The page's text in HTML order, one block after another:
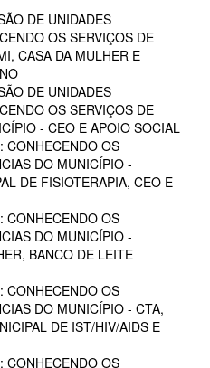
DE UNIDADES
OS SERVIÇOS DE
CASA DA MULHER E
DE UNIDADES
OS SERVIÇOS DE
- CEO E APOIO SOCIAL
CONHECENDO OS
DO MUNICÍPIO -
DE FISIOTERAPIA, CEO E
CONHECENDO OS
DO MUNICÍPIO -
BANCO DE LEITE
CONHECENDO OS
DO MUNICÍPIO - CTA,
DE IST/HIV/AIDS E
CONHECENDO OS